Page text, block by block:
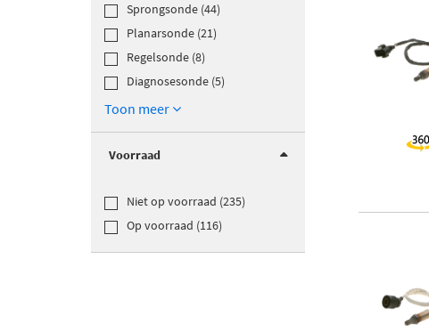
Sprongsonde (44)
Planarsonde (21)
Regelsonde (8)
Diagnosesonde (5)
Toon meer
Voorraad
Niet op voorraad (235)
Op voorraad (116)